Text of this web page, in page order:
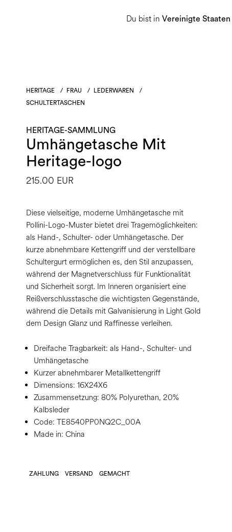
Du bist in Vereinigte Staaten
Herren Heritage-Sammlung
HERITAGE / FRAU / LEDERWAREN
/
SCHULTERTASCHEN
HERITAGE-SAMMLUNG
Umhängetasche Mit
Heritage-logo
215.00 EUR
Diese vielseitige, moderne Umhängetasche mit
Pollini-Logo-Muster bietet drei Tragemöglichkeiten:
als Hand-, Schulter- oder Umhängetasche. Der
kurze abnehmbare Kettengriff und der verstellbare
Schultergurt ermöglichen es, den Stil anzupassen,
während der Magnetverschluss für Funktionalität
und Sicherheit sorgt. Im Inneren organisiert eine
Reißverschlusstasche die wichtigsten Gegenstände,
während die Details mit Galvanisierung in Light Gold
dem Design Glanz und Raffinesse verleihen.
Dreifache Tragbarkeit: als Hand-, Schulter- und
Umhängetasche
Kurzer abnehmbarer Metallkettengriff
Dimensions: 16X24X6
Zusammensetzung: 80% Polyurethan, 20%
Kalbsleder
Code: TE8540PP0NQ2C_00A
Made in: China
ZAHLUNG VERSAND GEMACHT